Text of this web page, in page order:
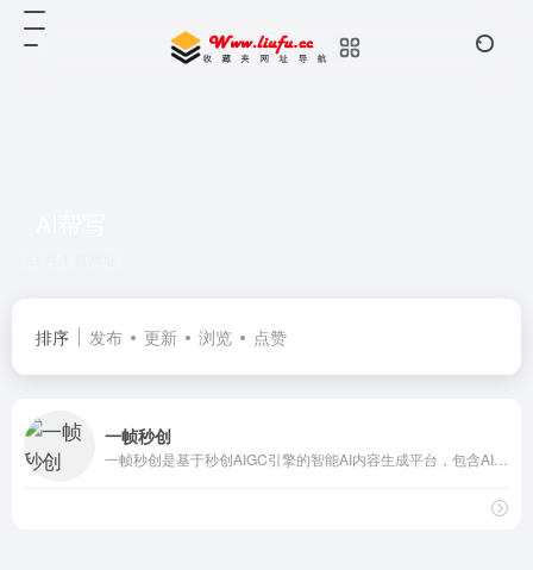
排序 发布 更新 浏览 点赞
一帧秒创